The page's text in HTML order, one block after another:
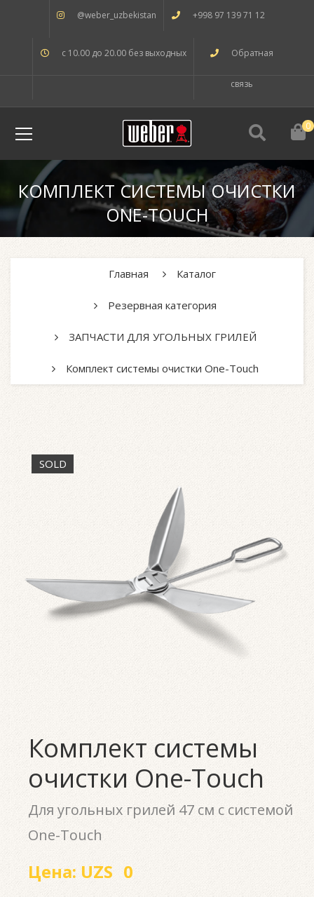
@weber_uzbekistan +998 97 139 71 12
с 10.00 до 20.00 без выходных Обратная
связь
0
КОМПЛЕКТ СИСТЕМЫ ОЧИСТКИ
ONE-TOUCH
Главная Каталог
Резервная категория
ЗАПЧАСТИ ДЛЯ УГОЛЬНЫХ ГРИЛЕЙ
Комплект системы очистки One-Touch
SOLD
Комплект системы
очистки One-Touch
Для угольных грилей 47 см с системой
One-Touch
Цена: UZS 0